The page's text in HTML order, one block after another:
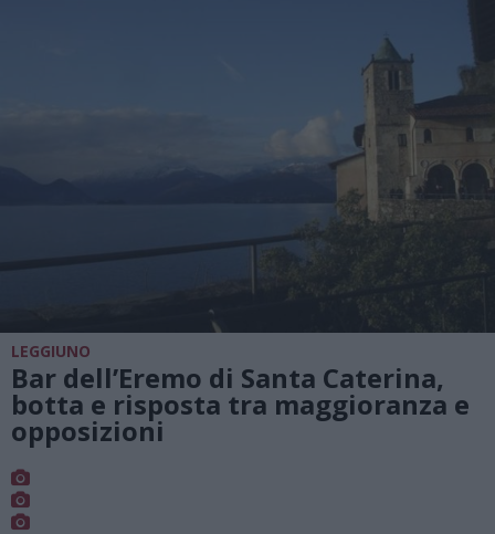
LEGGIUNO
Bar dell’Eremo di Santa Caterina,
botta e risposta tra maggioranza e
opposizioni